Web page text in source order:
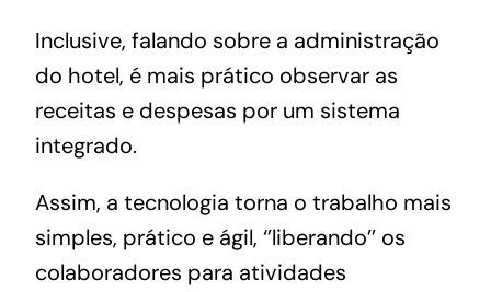
Inclusive, falando sobre a administração
do hotel, é mais prático observar as
receitas e despesas por um sistema
integrado.
Assim, a tecnologia torna o trabalho mais
simples, prático e ágil, ‘’liberando’’ os
colaboradores para atividades